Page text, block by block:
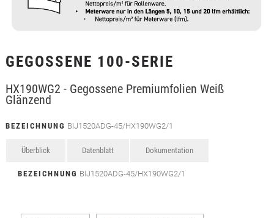
GEGOSSENE 100-SERIE
HX190WG2 - Gegossene Premiumfolien Weiß
Glänzend
BEZEICHNUNG BIJ1520ADG-45/HX190WG2/1
Überblick Datenblatt Dokumentation
BEZEICHNUNG BIJ1520ADG-45/HX190WG2/1